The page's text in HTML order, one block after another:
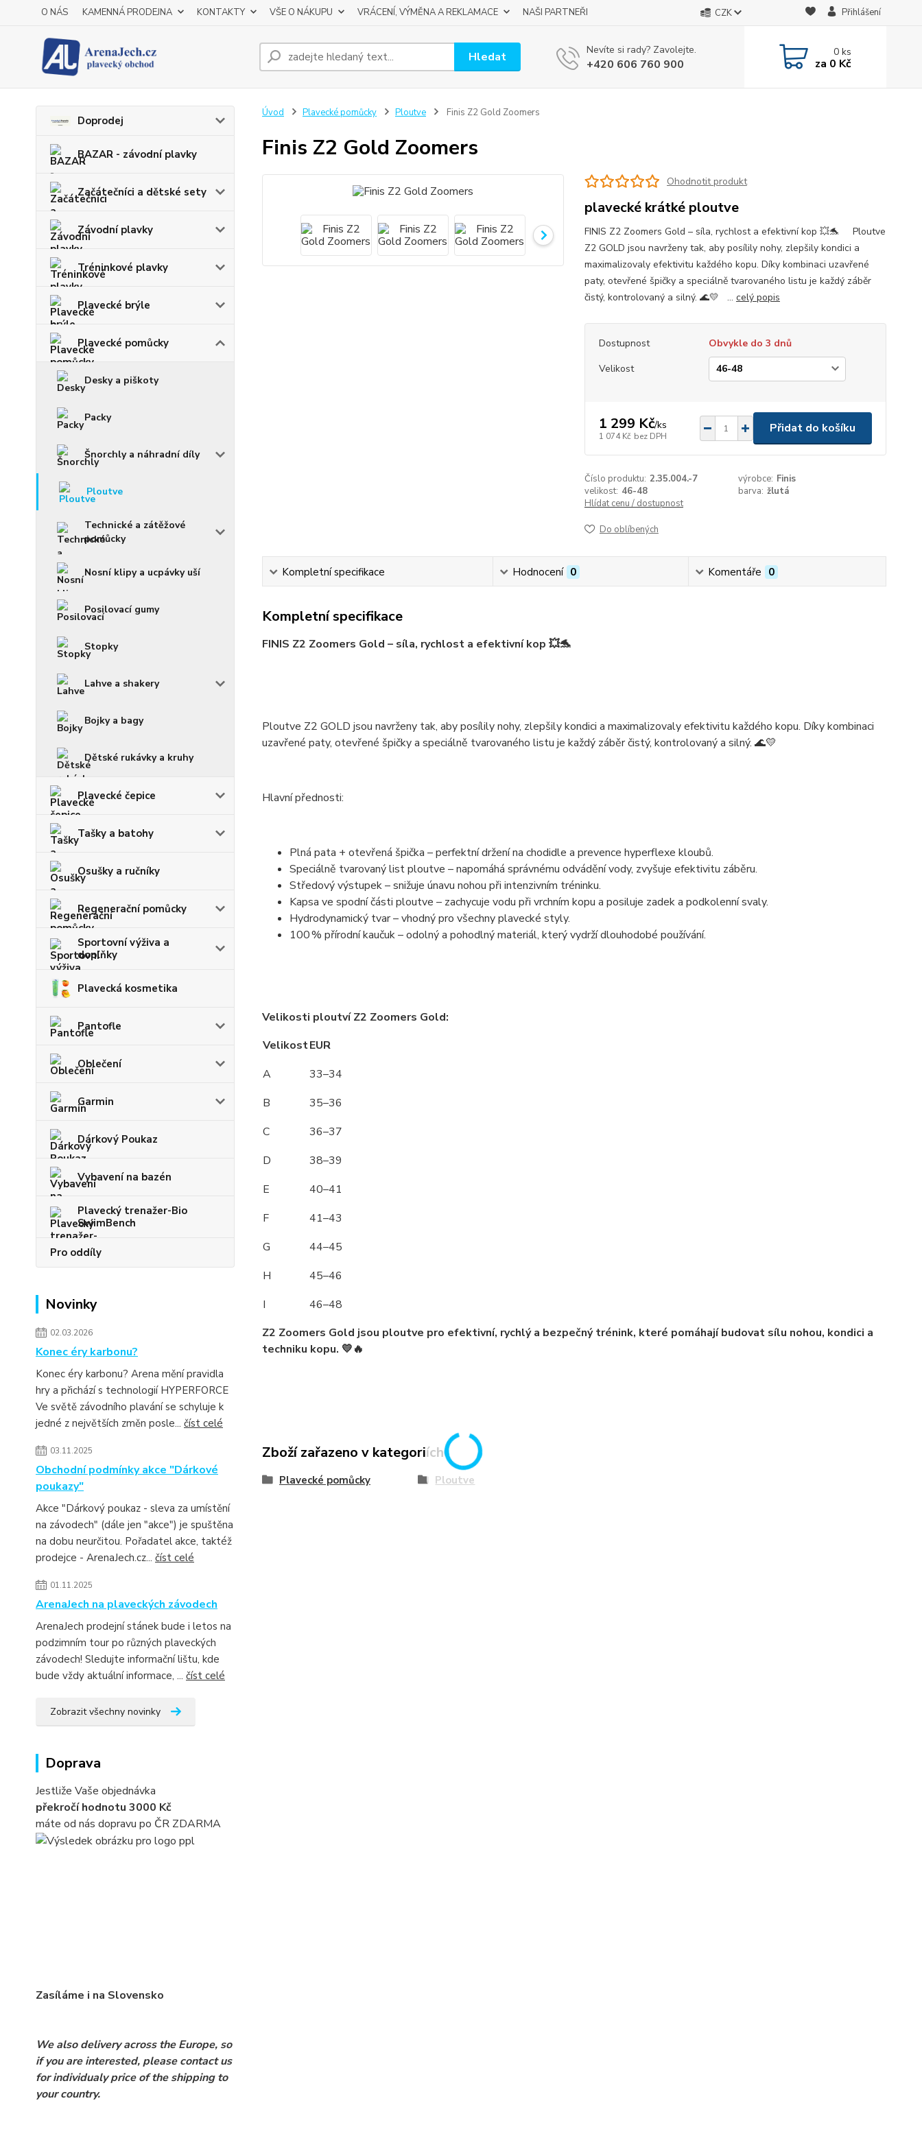
O NÁS KAMENNÁ PRODEJNA KONTAKTY VŠE O NÁKUPU VRÁCENÍ, VÝMĚNA A REKLAMACE NAŠI PARTNEŘI CZK Přihlášení
Hledat Nevíte si rady? Zavolejte.
+420 606 760 900
0ks
za 0 Kč
Doprodej
BAZAR - závodní plavky
Začátečníci a dětské sety
Závodní plavky
Tréninkové plavky
Plavecké brýle
Plavecké pomůcky
Desky a piškoty
Packy
Šnorchly a náhradní díly
Ploutve
Technické a zátěžové
pomůcky
Nosní klipy a ucpávky uší
Posilovací gumy
Stopky
Lahve a shakery
Bojky a bagy
Dětské rukávky a kruhy
Plavecké čepice
Tašky a batohy
Osušky a ručníky
Regenerační pomůcky
Sportovní výživa a
doplňky
Plavecká kosmetika
Pantofle
Oblečení
Garmin
Dárkový Poukaz
Vybavení na bazén
Plavecký trenažer-Bio
SwimBench
Pro oddíly
Novinky
02.03.2026
Konec éry karbonu?
Konec éry karbonu? Arena mění pravidla
hry a přichází s technologií HYPERFORCE
Ve světě závodního plavání se schyluje k
jedné z největších změn posle... číst celé
03.11.2025
Obchodní podmínky akce "Dárkové
poukazy"
Akce "Dárkový poukaz - sleva za umístění
na závodech" (dále jen "akce") je spuštěna
na dobu neurčitou. Pořadatel akce, taktéž
prodejce - ArenaJech.cz... číst celé
01.11.2025
ArenaJech na plaveckých závodech
ArenaJech prodejní stánek bude i letos na
podzimním tour po různých plaveckých
závodech! Sledujte informační lištu, kde
bude vždy aktuální informace, ... číst celé
Zobrazit všechny novinky
Doprava
Jestliže Vaše objednávka
překročí hodnotu 3000 Kč
máte od nás dopravu po ČR ZDARMA
Zasíláme i na Slovensko
We also delivery across the Europe, so
if you are interested, please contact us
for individualy price of the shipping to
your country.
Úvod Plavecké pomůcky Ploutve Finis Z2 Gold Zoomers
Finis Z2 Gold Zoomers
Ohodnotit produkt
plavecké krátké ploutve
FINIS Z2 Zoomers Gold – síla, rychlost a efektivní kop 💥🐬 Ploutve
Z2 GOLD jsou navrženy tak, aby posílily nohy, zlepšily kondici a
maximalizovaly efektivitu každého kopu. Díky kombinaci uzavřené
paty, otevřené špičky a speciálně tvarovaného listu je každý záběr
čistý, kontrolovaný a silný. 🌊💛 ... celý popis
Dostupnost
Obvykle do 3 dnů
Velikost
1 299 Kč/ks
1 074 Kč bez DPH
Přidat do košíku
Číslo produktu: 2.35.004.-7 výrobce: Finis
velikost: 46-48 barva: žlutá
Hlídat cenu / dostupnost
Do oblíbených
Kompletní specifikace Hodnocení 0 Komentáře 0
Kompletní specifikace
FINIS Z2 Zoomers Gold – síla, rychlost a efektivní kop 💥🐬
Ploutve Z2 GOLD jsou navrženy tak, abyposílily nohy, zlepšily kondici a maximalizovaly efektivitu každého kopu. Díky kombinaci
uzavřené paty, otevřené špičky a speciálně tvarovaného listu je každý záběrčistý, kontrolovaný a silný. 🌊💛
Hlavní přednosti:
Plná pata + otevřená špička – perfektní držení na chodidle a prevence hyperflexe kloubů.
Speciálně tvarovaný list ploutve – napomáhá správnému odvádění vody, zvyšuje efektivitu záběru.
Středový výstupek– snižuje únavu nohou při intenzivním tréninku.
Kapsa ve spodní části ploutve – zachycuje vodu při vrchním kopu a posiluje zadek a podkolenní svaly.
Hydrodynamický tvar– vhodný pro všechny plavecké styly.
100 % přírodní kaučuk– odolný a pohodlný materiál, který vydrží dlouhodobé používání.
Velikosti ploutví Z2 Zoomers Gold:
VelikostEUR
A
33–34
B
35–36
C
36–37
D
38–39
E
40–41
F
41–43
G
44–45
H
45–46
I
46–48
Z2 Zoomers Gold jsou ploutve pro efektivní, rychlý a bezpečný trénink, které pomáhajíbudovat sílu nohou, kondici a
techniku kopu. 💛🔥
Zboží zařazeno v kategoriích
Plavecké pomůcky Ploutve